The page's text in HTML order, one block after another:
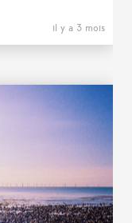
il y a 3 mois